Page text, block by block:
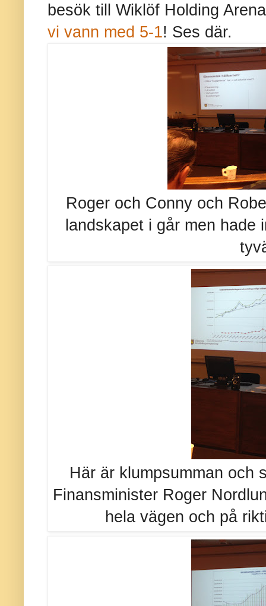
besök till Wiklöf Holding
vi vann med 5-1! Ses där.
Roger och Conny och
landskapet i går men
Här är klumpsumman och
Finansminister Roger
hela vägen och på